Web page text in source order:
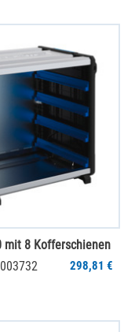
mit 8 Kofferschienen
298,81 €